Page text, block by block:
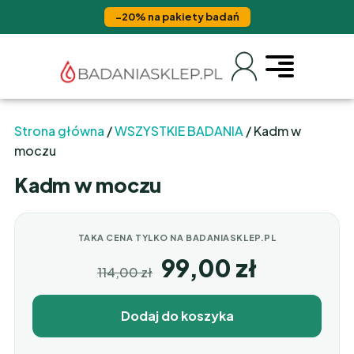
−20% na pakiety badań
Strona główna /WSZYSTKIE BADANIA / Kadm w
moczu
Kadm w moczu
TAKA CENA TYLKO NA BADANIASKLEP.PL
114,00zł 99,00 zł
Dodaj do koszyka